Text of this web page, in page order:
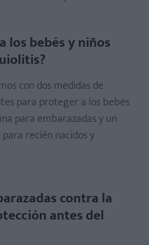
los bebés y niños
con dos medidas de
para proteger a los bebés
para embarazadas y un
recién nacidos y
contra la
antes del